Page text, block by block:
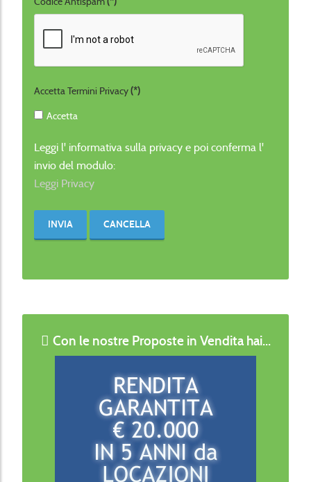
Accetta Termini Privacy(*)
Accetta
Leggi l' informativa sulla privacy e poi conferma l'
invio del modulo:
Leggi Privacy
INVIA CANCELLA
Con le nostre Proposte in Vendita hai...